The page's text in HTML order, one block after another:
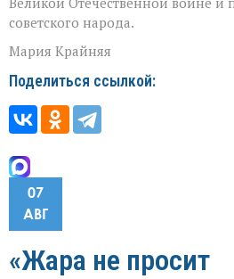
советского народа.
Мария Крайняя
Поделиться ссылкой:
07
АВГ
«Жара не просит